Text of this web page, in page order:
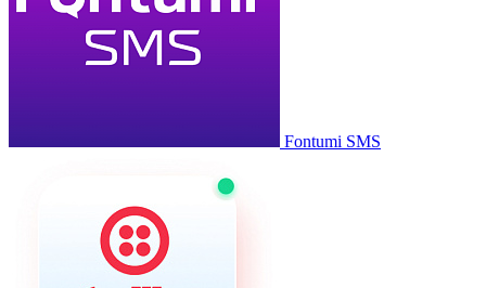
Fontumi SMS